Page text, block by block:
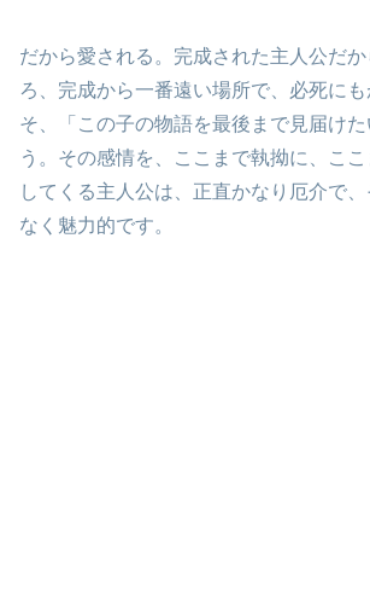
だから愛される。完成された主人公だ
ろ、完成から一番遠い場所で、必死に
そ、「この子の物語を最後まで見届け
う。その感情を、ここまで執拗に、こ
してくる主人公は、正直かなり厄介で
なく魅力的です。